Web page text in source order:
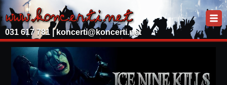
031 617 781 | koncerti@koncerti.net